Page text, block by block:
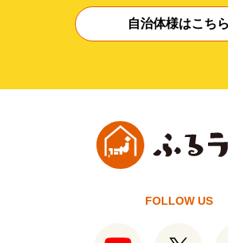
自治体様はこちら
FOLLOW US